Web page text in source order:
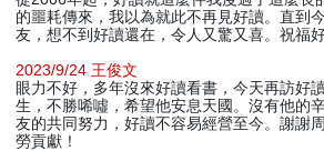
的噩耗傳來，我以為就此不再見好讀。直到
友，想不到好讀還在，令人又驚又喜。祝福
2023/9/24 王俊文
眼力不好，多年沒來好讀看書，今天再訪好
生，不勝唏噓，希望他安息天國。沒有他的
友的共同努力，好讀不容易經營至今。謝謝
勞貢獻！